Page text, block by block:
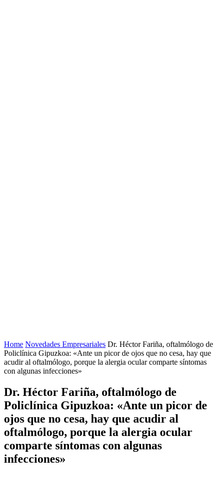
Home Novedades Empresariales Dr. Héctor Fariña, oftalmólogo de
Policlínica Gipuzkoa: «Ante un picor de ojos que no cesa, hay que
acudir al oftalmólogo, porque la alergia ocular comparte síntomas
con algunas infecciones»
Dr. Héctor Fariña, oftalmólogo de
Policlínica Gipuzkoa: «Ante un picor de
ojos que no cesa, hay que acudir al
oftalmólogo, porque la alergia ocular
comparte síntomas con algunas
infecciones»